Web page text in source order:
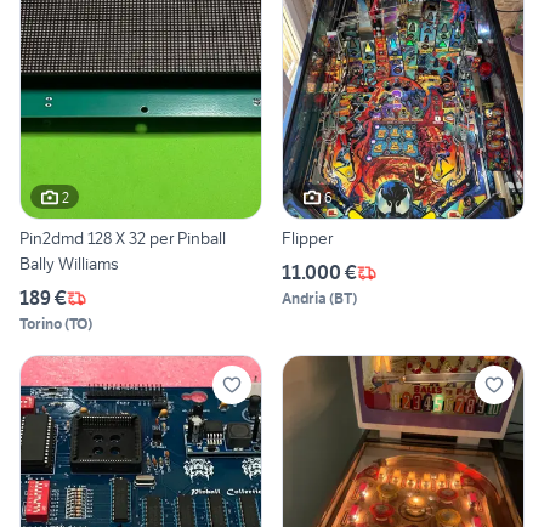
2
Pin2dmd 128 X 32 per Pinball
Bally Williams
189 €
Torino(TO)
6
Flipper
11.000 €
Andria (BT)